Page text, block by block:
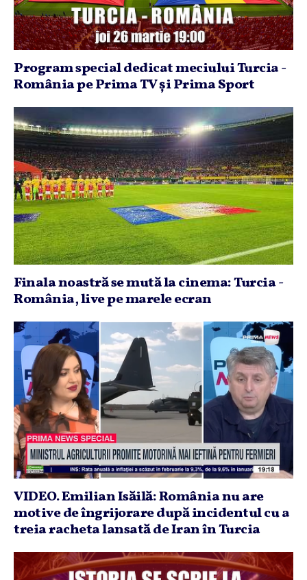
Program special dedicat meciului Turcia -
România pe Prima TV şi Prima Sport
Finala noastră se mută la cinema: Turcia -
România, live pe marele ecran
VIDEO. Emilian Isăilă: România nu are
motive de îngrijorare după incidentul cu a
treia racheta lansată de Iran în Turcia